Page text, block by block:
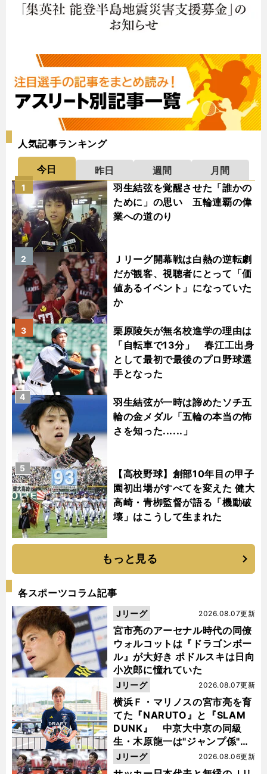
人気記事ランキング
今日 昨日 週間
月間
羽生結弦を覚醒させた「誰かの
ために」の思い 五輪連覇の偉
業への道のり
1
Ｊリーグ開幕戦は白熱の逆転劇
だが観客、視聴者にとって「価
値あるイベント」になっていた
か
2
栗原陵矢が無名校進学の理由は
「自転車で13分」 春江工出身
として最初で最後のプロ野球選
手となった
3
羽生結弦が一時は諦めたソチ五
輪の金メダル「五輪の本当の怖
さを知った......」
4
【高校野球】創部10年目の甲子
園初出場がすべてを変えた 健大
高崎・青栁監督が語る「機動破
壊」はこうして生まれた
5
もっと見る
各スポーツコラム記事
宮市亮のアーセナル時代の同僚
ウォルコットは『ドラゴンボー
ル』が大好き ポドルスキは日向
小次郎に憧れていた
2026.08.07更新
Jリーグ
横浜Ｆ・マリノスの宮市亮を育
てた『NARUTO』と『SLAM
DUNK』 中京大中京の同級
生・木原龍一は"ジャンプ係"だ
った
2026.08.07更新
Jリーグ
2026.08.06更新
Jリーグ